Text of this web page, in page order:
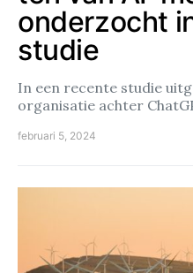
onderzocht
studie
In een recente studie
organisatie achter
februari 5, 2024